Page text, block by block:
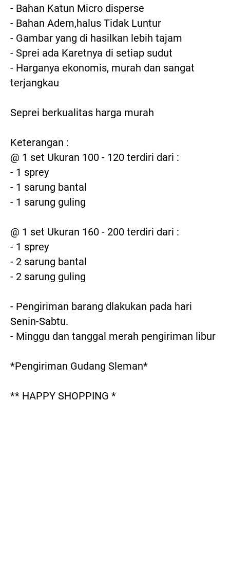
- Bahan Katun Micro disperse
- Bahan Adem,halus Tidak Luntur
- Gambar yang di hasilkan lebih tajam
- Sprei ada Karetnya di setiap sudut
- Harganya ekonomis, murah dan sangat
terjangkau
Seprei berkualitas harga murah
Keterangan :
@ 1 set Ukuran 100 - 120 terdiri dari :
- 1 sprey
- 1 sarung bantal
- 1 sarung guling
@ 1 set Ukuran 160 - 200 terdiri dari :
- 1 sprey
- 2 sarung bantal
- 2 sarung guling
- Pengiriman barang dlakukan pada hari
Senin-Sabtu.
- Minggu dan tanggal merah pengiriman libur
*Pengiriman Gudang Sleman*
** HAPPY SHOPPING *